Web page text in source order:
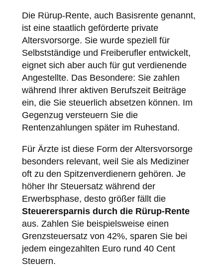
Die Rürup-Rente, auch Basisrente genannt,
ist eine staatlich geförderte private
Altersvorsorge. Sie wurde speziell für
Selbstständige und Freiberufler entwickelt,
eignet sich aber auch für gut verdienende
Angestellte. Das Besondere: Sie zahlen
während Ihrer aktiven Berufszeit Beiträge
ein, die Sie steuerlich absetzen können. Im
Gegenzug versteuern Sie die
Rentenzahlungen später im Ruhestand.
Für Ärzte ist diese Form der Altersvorsorge
besonders relevant, weil Sie als Mediziner
oft zu den Spitzenverdienern gehören. Je
höher Ihr Steuersatz während der
Erwerbsphase, desto größer fällt die
Steuerersparnis durch die Rürup-Rente
aus. Zahlen Sie beispielsweise einen
Grenzsteuersatz von 42%, sparen Sie bei
jedem eingezahlten Euro rund 40 Cent
Steuern.